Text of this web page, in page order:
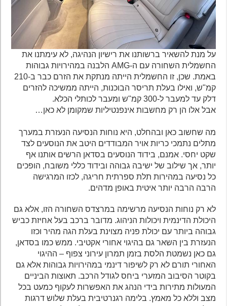
על מנת להשאיר ברשותנו את רישיון הנהיגה, לא עימתנו את
החשמלית השחורה עם ה-AMG הלבנה במהירויות גבוהות
באמת. שכן, זו החשמלית הייתה מנתקת את הזרם כבר ב-210
קמ"ש, ואילו בעלת תריסר הבוכנות, הייתה ממשיכה להזרים
דלק עד למעבר ל-300 קמ"ש ומעבר לכותלי הכלא.
אבל אלו הן רק מחשבות אינפנטיליות שמקומן לא כאן…
מה שחשוב כאן ובהחלט, היא נוחות הנסיעה הנעזרת במערך
מתלים נתמכי כריות אויר המבודדים היטב את הנוסעים לצד
שקט יחסי. אמנם, בידוד הנוסעים בסדאן הרשים אותנו אף
יותר, אך שילוב של ישיבה גבוהה ובידוד כללי משובח, הופכים
כל נסיעה במהירות תלת ספרתית חריגה, לכזו המרגישה
הרבה הרבה יותר איטית באופן מדהים.
לא רק נוחות הנסיעה מרשימה במרצדס השחורה הזו, אלא גם
היכולת הדינמית ויכולות הניהוג. מדובר ברכב בעל אחיזת כביש
גבוהה ביותר עם יכולת פניה מצוינת בעלת הגה מהיר וכזו
הנעזרת בין השאר גם בהיגוי אחורי אקטיבי. ממש כמו בסדאן,
גם כאן נשמטת הלסת בזמן תמרון עירוני צפוף – ההיגוי
האחורי תורם לא רק לשיפור דינמי במהירויות גבוהות אלא גם
בקוטר הסיבוב המזערי ביחס לגודל הרכב. תאוצות הביניים
המעולות מתירות בידי הנהג את האפשרות לעקוף כמעט בכל
מצב וללא כל מאמץ. בלימה רגנרטיבית בעלת שלוש דרגות